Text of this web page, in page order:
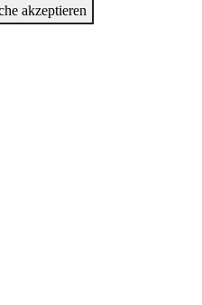
akzeptieren